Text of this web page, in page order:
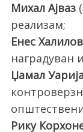
Михал Ајваз
реализам;
Енес
наградуван
Џамал
Рику